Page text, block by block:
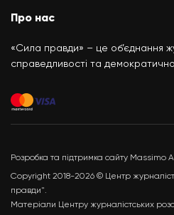
Про нас
«Сила правди» – це об’єднання
справедливості та
Розробка та підтримка сайту Massimo
Copyright 2018-2026 © Центр
правди".
Матеріали Центру журналістських